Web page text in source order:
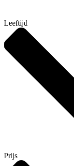
Leeftijd
Prijs